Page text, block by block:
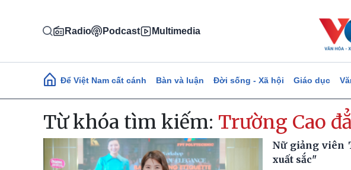
Radio Podcast Multimedia
Main navigation
Để Việt Nam cất cánh Bàn và luận Đời sống - Xã hội Giáo dục
Từ khóa tìm kiếm: Trường Cao
Nữ giảng viên
xuất sắc"